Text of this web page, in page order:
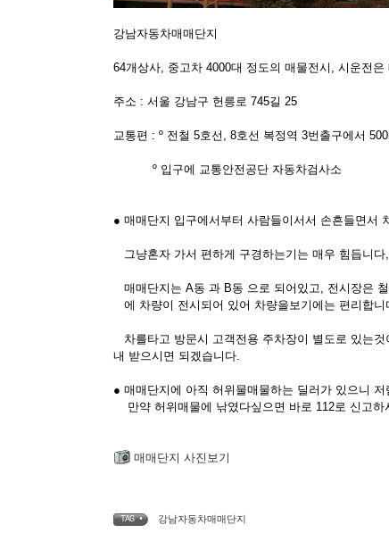
강남자동차매매단지
64개상사, 중고차 4000대 정도의 매물전시, 시운전
주소 : 서울 강남구 헌릉로 745길 25
교통편 : º 전철 5호선, 8호선 복정역 3번출구에서
º 입구에 교통안전공단 자동차검사소
● 매매단지 입구에서부터 사람들이서서 손흔들면서
그냥혼자 가서 편하게 구경하는기는 매우 힘듭니
매매단지는 A동 과 B동 으로 되어있고, 전시장은
에 차량이 전시되어 있어 차량을보기에는 편리합니
차를타고 방문시 고객전용 주차장이 별도로 있는
내 받으시면 되겠습니다.
● 매매단지에 아직 허위물매물하는 딜러가 있으니
만약 허위매물에 낚였다싶으면 바로 112로 신고하
매매단지 사진보기
TAG • 강남자동차매매단지